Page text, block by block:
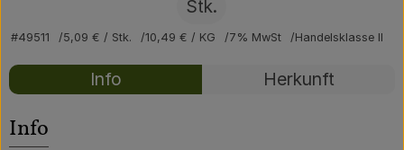
Community
Stk.
#49511 5,09 €/ Stk. 10,49 €/ KG 7% MwSt Handelsklasse II
Rezepte
Info Herkunft
Info